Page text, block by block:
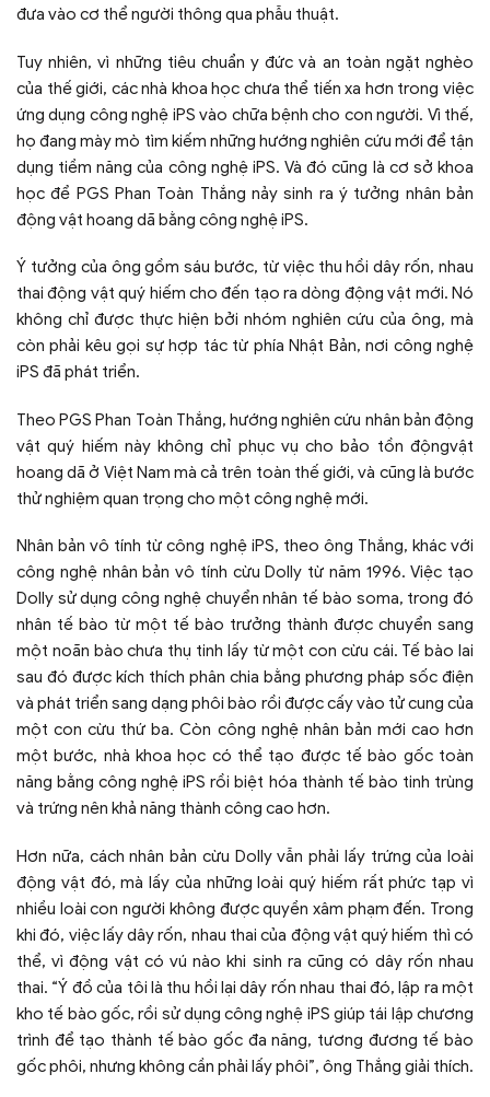
đưa vào cơ thể người thông qua phẫu thuật.
Tuy nhiên, vì những tiêu chuẩn y đức và an toàn ngặt nghèo
của thế giới, các nhà khoa học chưa thể tiến xa hơn trong việc
ứng dụng công nghệ iPS vào chữa bệnh cho con người. Vì thế,
họ đang mày mò tìm kiếm những hướng nghiên cứu mới để tận
dụng tiềm năng của công nghệ iPS. Và đó cũng là cơ sở khoa
học để PGS Phan Toàn Thắng nảy sinh ra ý tưởng nhân bản
động vật hoang dã bằng công nghệ iPS.
Ý tưởng của ông gồm sáu bước, từ việc thu hồi dây rốn, nhau
thai động vật quý hiếm cho đến tạo ra dòng động vật mới. Nó
không chỉ được thực hiện bởi nhóm nghiên cứu của ông, mà
còn phải kêu gọi sự hợp tác từ phía Nhật Bản, nơi công nghệ
iPS đã phát triển.
Theo PGS Phan Toàn Thắng, hướng nghiên cứu nhân bản động
vật quý hiếm này không chỉ phục vụ cho bảo tồn độngvật
hoang dã ở Việt Nam mà cả trên toàn thế giới, và cũng là bước
thử nghiệm quan trọng cho một công nghệ mới.
Nhân bản vô tính từ công nghệ iPS, theo ông Thắng, khác với
công nghệ nhân bản vô tính cừu Dolly từ năm 1996. Việc tạo
Dolly sử dụng công nghệ chuyển nhân tế bào soma, trong đó
nhân tế bào từ một tế bào trưởng thành được chuyển sang
một noãn bào chưa thụ tinh lấy từ một con cừu cái. Tế bào lai
sau đó được kích thích phân chia bằng phương pháp sốc điện
và phát triển sang dạng phôi bào rồi được cấy vào tử cung của
một con cừu thứ ba. Còn công nghệ nhân bản mới cao hơn
một bước, nhà khoa học có thể tạo được tế bào gốc toàn
năng bằng công nghệ iPS rồi biệt hóa thành tế bào tinh trùng
và trứng nên khả năng thành công cao hơn.
Hơn nữa, cách nhân bản cừu Dolly vẫn phải lấy trứng của loài
động vật đó, mà lấy của những loài quý hiếm rất phức tạp vì
nhiều loài con người không được quyền xâm phạm đến. Trong
khi đó, việc lấy dây rốn, nhau thai của động vật quý hiếm thì có
thể, vì động vật có vú nào khi sinh ra cũng có dây rốn nhau
thai. “Ý đồ của tôi là thu hồi lại dây rốn nhau thai đó, lập ra một
kho tế bào gốc, rồi sử dụng công nghệ iPS giúp tái lập chương
trình để tạo thành tế bào gốc đa năng, tương đương tế bào
gốc phôi, nhưng không cần phải lấy phôi”, ông Thắng giải thích.